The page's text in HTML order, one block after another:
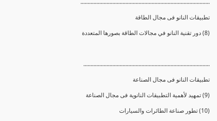
تطبيقات النانو فى مجال الطاقة
(8) دور تقنية النانو في مجالات الطاقة بصورها المتعددة
.......................................................................................
تطبيقات النانو فى مجال الصناعة
(9) تمهيد لأهمية التطبيقات النانوية فى مجال الصناعة
(10) تطور صناعة الطائرات والسيارات